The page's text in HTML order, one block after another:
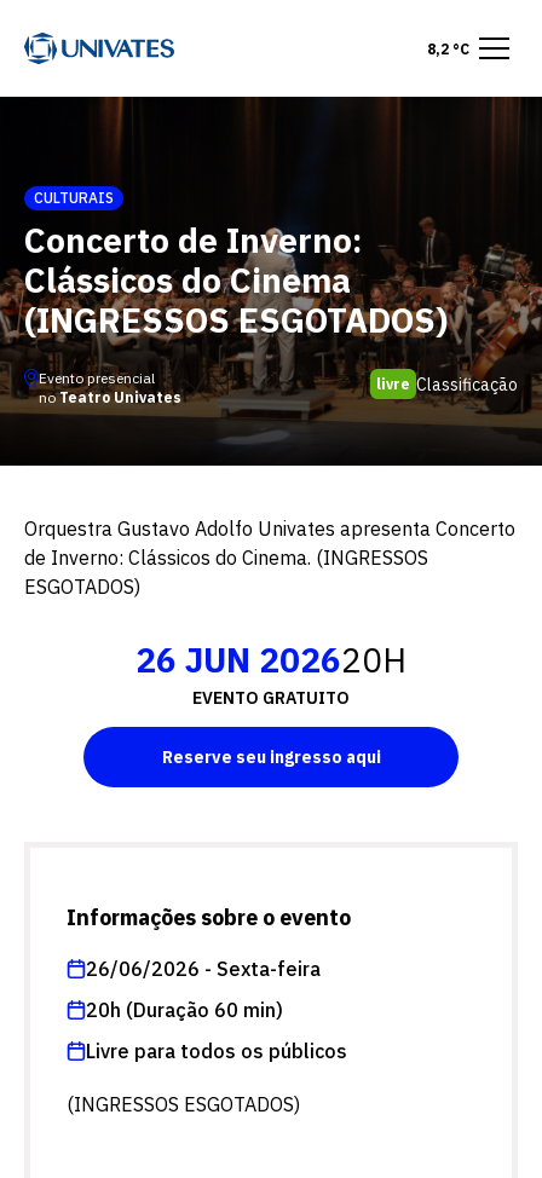
8,2 °C
CULTURAIS
Concerto de Inverno:
Clássicos do Cinema
(INGRESSOS ESGOTADOS)
Evento presencial
noTeatro Univates
livre Classificação
Orquestra Gustavo Adolfo Univates apresenta Concerto
de Inverno: Clássicos do Cinema. (INGRESSOS
ESGOTADOS)
26 JUN 202620H
EVENTO GRATUITO
Reserve seu ingresso aqui
Informações sobre o evento
26/06/2026 - Sexta-feira
20h (Duração 60 min)
Livre para todos os públicos
(INGRESSOS ESGOTADOS)